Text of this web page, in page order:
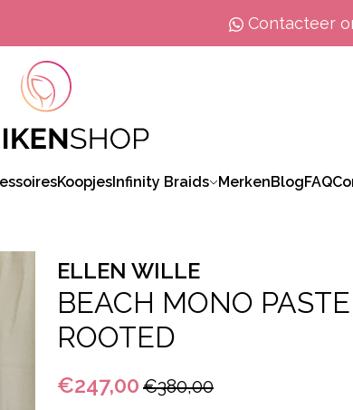
Contacteer
KoopjesInfinity Braids MerkenBlogFAQ
ELLEN WILLE
BEACH MONO
ROOTED
€247,00 €380,00